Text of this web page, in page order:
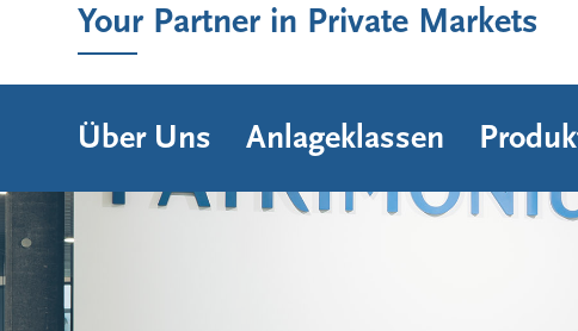
Your Partner in Private Markets
Über Uns Anlageklassen